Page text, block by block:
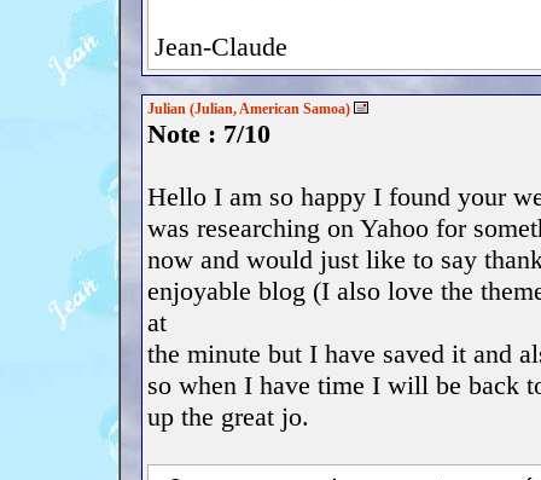
Jean-Claude
Julian (Julian, American Samoa)
Note : 7/10
Hello I am so happy I found your
was researching on Yahoo for
now and would just like to say
enjoyable blog (I also love the
at
the minute but I have saved it and
so when I have time I will be back
up the great jo.